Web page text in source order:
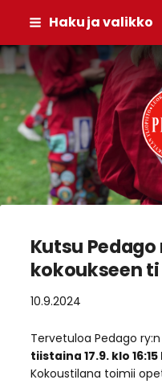
Siirry
sisältöön
Haku ja valikko
Kutsu
kokoukseen ti
10.9.2024
Tervetuloa Pedago
tiistaina 17.9. klo
Kokoustilana toimii